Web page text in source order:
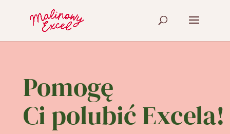
Pomogę
Ci polubić Excela!